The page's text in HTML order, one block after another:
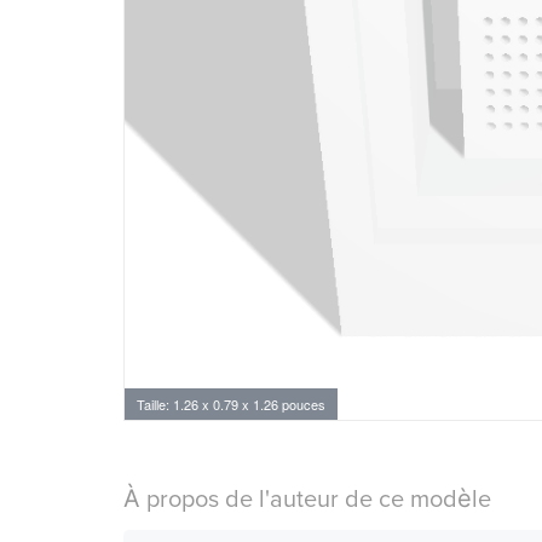
Taille: 1.26 x 0.79 x 1.26 pouces
À propos de l'auteur de ce modèle